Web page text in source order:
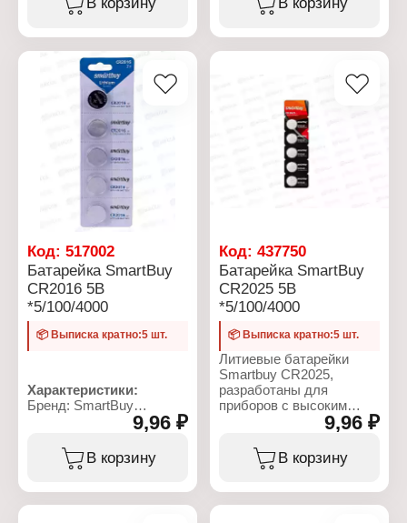
Тип товара: Батарейка
литиевая
Напряжение: 3 В
Количество в упаковке: 1
Размер: 16x16х2 мм
Условия хранения: от -20
Взаимозаместимость:
Упаковка: блистер
Тип товара: Батарейка
Количество в упаковке: 1
Размер: 16x16х3,2 мм
Условия хранения: от -20
Взаимозаместимость:
Код: 517002
Батарейка SmartBuy
CR2016 5B
*5/100/4000
📦 Выписка кратно:5 шт.
Характеристики:
Бренд: SmartBuy
Артикул: SBBL-2016-5B
BATTERIES
Тип товара: Батарейка
9,96 ₽
В корзину
Код:437750
Батарейка SmartBuy
CR2025 5B
*5/100/4000
📦 Выписка кратно:5 шт.
Литиевые батарейки
Smartbuy CR2025,
разработаны для
приборов с высоким
энергопотреблением.
Идеально подходят для
часов, пультов
дистанционного
9,96 ₽
В корзину